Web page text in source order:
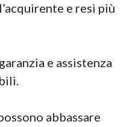
e resi più
garanzia e assistenza
abbassare